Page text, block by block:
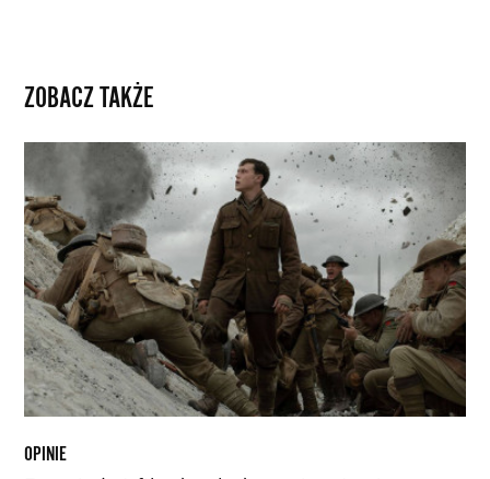
ZOBACZ TAKŻE
cięć.
6
filmów,
które
opierają
się
na
jednym
ujęciu
(lub
tylko
OPINIE